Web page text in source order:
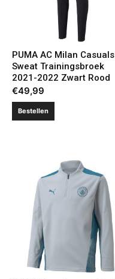
PUMA AC Milan Casuals
Sweat Trainingsbroek
2021-2022 Zwart Rood
€49,99
Bestellen